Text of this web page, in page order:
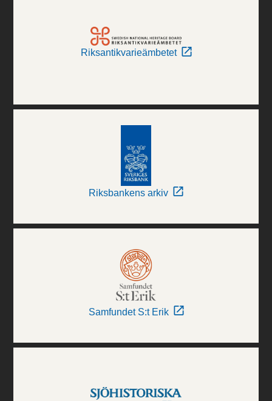
Riksantikvarieämbetet
Riksbankens arkiv
Samfundet S:t Erik